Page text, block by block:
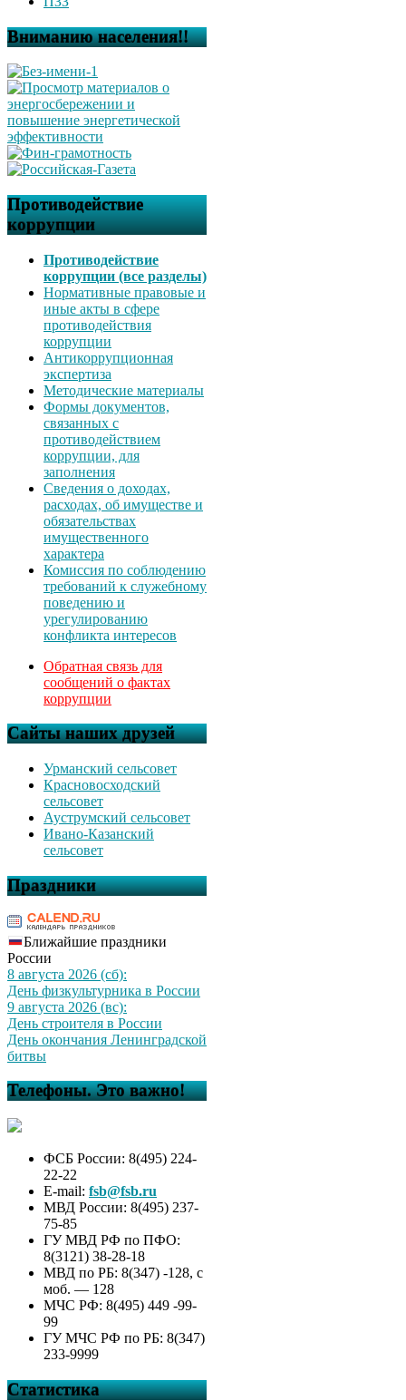
Вниманию населения!!
Противодействие
коррупции
Противодействие
коррупции (все разделы)
Нормативные правовые и
иные акты в сфере
противодействия
коррупции
Антикоррупционная
экспертиза
Методические материалы
Формы документов,
связанных с
противодействием
коррупции, для
заполнения
Сведения о доходах,
расходах, об имуществе и
обязательствах
имущественного
характера
Комиссия по соблюдению
требований к служебному
поведению и
урегулированию
конфликта интересов
Обратная связь для
сообщений о фактах
коррупции
Сайты наших друзей
Урманский сельсовет
Красновосходский
сельсовет
Ауструмский сельсовет
Ивано-Казанский
сельсовет
Праздники
Ближайшие праздники
России
8 августа 2026 (сб):
День физкультурника в России
9 августа 2026 (вс):
День строителя в России
День окончания Ленинградской
битвы
Телефоны. Это важно!
ФСБ России: 8(495) 224-
22-22
E-mail: fsb@fsb.ru
МВД России: 8(495) 237-
75-85
ГУ МВД РФ по ПФО:
8(3121) 38-28-18
МВД по РБ: 8(347) -128, с
моб. — 128
МЧС РФ: 8(495) 449 -99-
99
ГУ МЧС РФ по РБ: 8(347)
233-9999
Статистика